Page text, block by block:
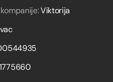
Viktorija